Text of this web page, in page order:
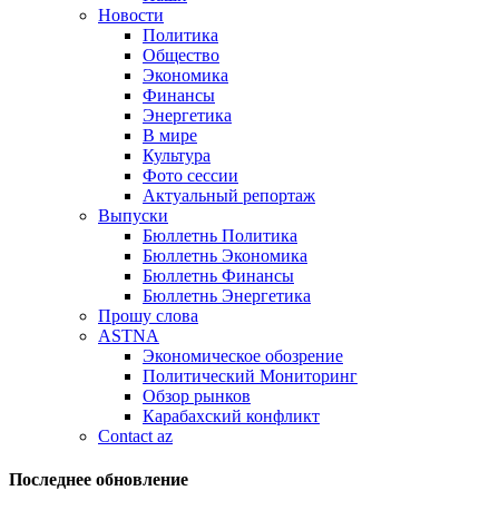
Новости
Политика
Общество
Экономика
Финансы
Энергетика
В мире
Культура
Фото сессии
Актуальный репортаж
Выпуски
Бюллетнь Политика
Бюллетнь Экономика
Бюллетнь Финансы
Бюллетнь Энергетика
Прошу слова
ASTNA
Экономическое обозрение
Политический Мониторинг
Обзор рынков
Карабахский конфликт
Contact az
Последнее обновление